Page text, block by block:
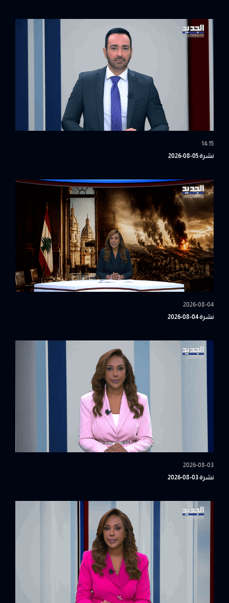
14:15
نشرة 05-08-2026
2026-08-04
نشرة 04-08-2026
2026-08-03
نشرة 03-08-2026